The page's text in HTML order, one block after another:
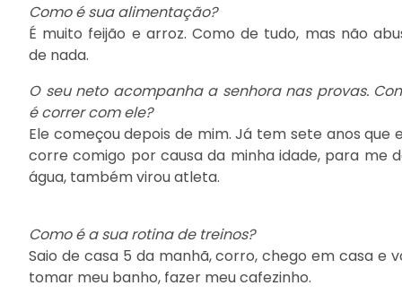
Como é sua alimentação?
É muito feijão e arroz. Como de tudo, mas não
de nada.
O seu neto acompanha a senhora nas provas.
é correr com ele?
Ele começou depois de mim. Já tem sete anos que
corre comigo por causa da minha idade, para me
água, também virou atleta.
Como é a sua rotina de treinos?
Saio de casa 5 da manhã, corro, chego em casa e
tomar meu banho, fazer meu cafezinho.